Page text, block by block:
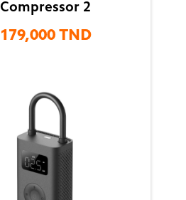
Compressor 2
179,000 TND